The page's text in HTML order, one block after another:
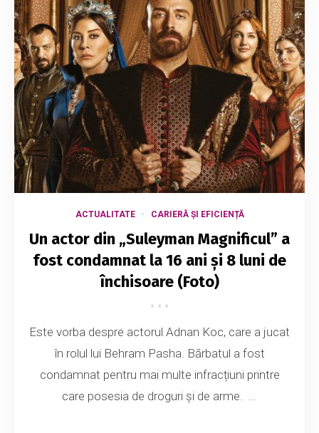
ACTUALITATE CARIERĂ ȘI EFICIENȚĂ
Un actor din „Suleyman Magnificul” a
fost condamnat la 16 ani și 8 luni de
închisoare (Foto)
Este vorba despre actorul Adnan Koc, care a jucat
în rolul lui Behram Pasha. Bărbatul a fost
condamnat pentru mai multe infracțiuni printre
care posesia de droguri și de arme. ...